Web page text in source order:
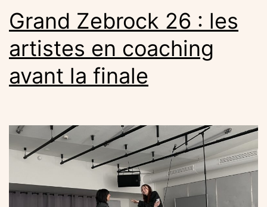
expérimenter,
partager
Grand Zebrock 26 : les
artistes en coaching
avant la finale